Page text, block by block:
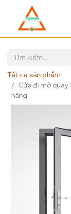
Tất cả sản phẩm
Cửa đi mở quay
hãng